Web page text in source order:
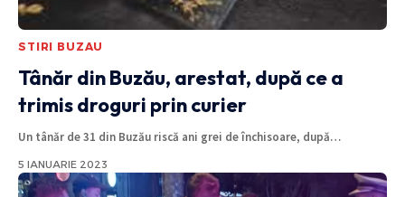
STIRI BUZAU
Tânăr din Buzău, arestat, după ce a
trimis droguri prin curier
Un tânăr de 31 din Buzău riscă ani grei de închisoare, după…
5 IANUARIE 2023